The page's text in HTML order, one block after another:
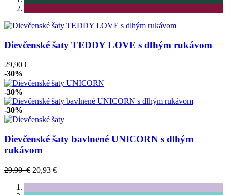
Dievčenské šaty TEDDY LOVE s dlhým rukávom
29,90 €
-30%
-30%
-30%
Dievčenské šaty bavlnené UNICORN s dlhým
rukávom
29.90 € 20,93 €